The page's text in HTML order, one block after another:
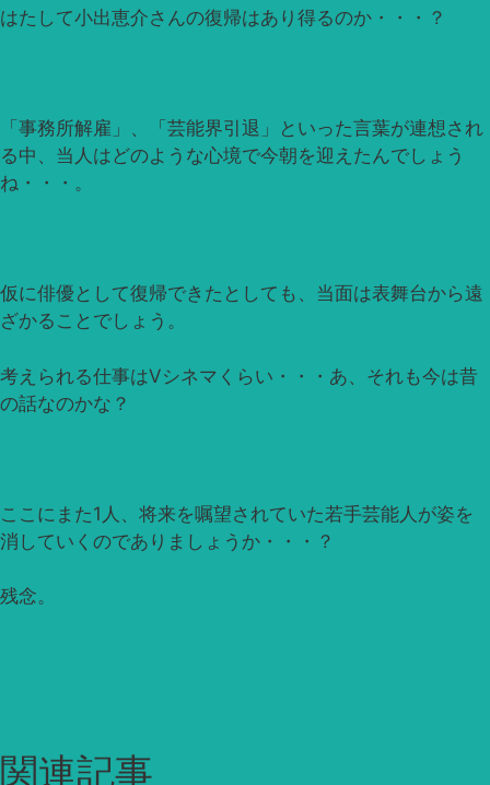
はたして小出恵介さんの復帰はあり得るのか・・・？
「事務所解雇」、「芸能界引退」といった言葉が連想され
る中、当人はどのような心境で今朝を迎えたんでしょう
ね・・・。
仮に俳優として復帰できたとしても、当面は表舞台から遠
ざかることでしょう。
考えられる仕事はVシネマくらい・・・あ、それも今は昔
の話なのかな？
ここにまた1人、将来を嘱望されていた若手芸能人が姿を
消していくのでありましょうか・・・？
残念。
関連記事